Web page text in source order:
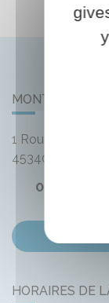
MONTLIARD
1 Route de
45340
02 38 33
HORAIRES DE